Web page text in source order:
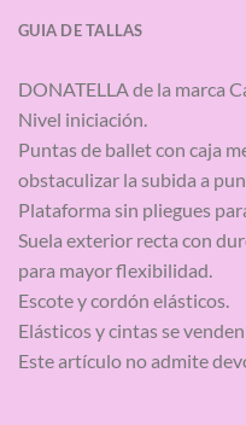
GUIA DE TALLAS
DONATELLA de la marca
Nivel iniciación.
Puntas de ballet con caja
obstaculizar la subida a
Plataforma sin pliegues
Suela exterior recta con
para mayor flexibilidad.
Escote y cordón elásticos.
Elásticos y cintas se
Este artículo no admite